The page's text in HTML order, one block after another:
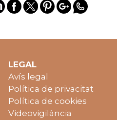
LEGAL
Avís legal
Política de privacitat
Política de cookies
Videovigilància